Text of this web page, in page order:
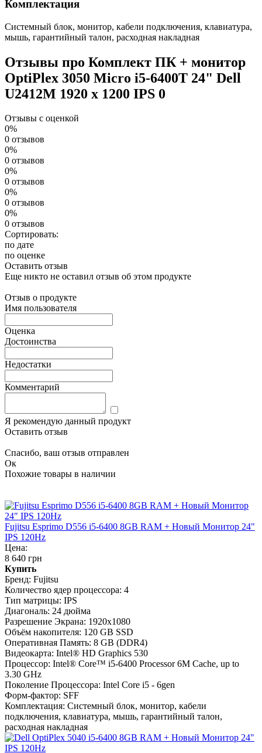
Комплектация
Системный блок, монитор, кабели подключения, клавиатура,
мышь, гарантийный талон, расходная накладная
Отзывы про Комплект ПК + монитор
OptiPlex 3050 Micro i5-6400T 24" Dell
U2412M 1920 x 1200 IPS 0
Отзывы с оценкой
0%
0 отзывов
0%
0 отзывов
0%
0 отзывов
0%
0 отзывов
0%
0 отзывов
Сортировать:
по дате
по оценке
Оставить отзыв
Еще никто не оставил отзыв об этом продукте
Отзыв о продукте
Имя пользователя
Оценка
Достоинства
Недостатки
Комментарий
Я рекомендую данный продукт
Оставить отзыв
Спасибо, ваш отзыв отправлен
Ок
Похожие товары в наличии
Fujitsu Esprimo D556 i5-6400 8GB RAM + Новый Монитор 24"
IPS 120Hz
Цена:
8 640 грн
Купить
Бренд: Fujitsu
Количество ядер процессора: 4
Тип матрицы: IPS
Диагональ: 24 дюйма
Разрешение Экрана: 1920x1080
Объём накопителя: 120 GB SSD
Оперативная Память: 8 GB (DDR4)
Видеокарта: Intel® HD Graphics 530
Процессор: Intel® Core™ i5-6400 Processor 6M Cache, up to
3.30 GHz
Поколение Процессора: Intel Core i5 - 6gen
Форм-фактор: SFF
Комплектация: Системный блок, монитор, кабели
подключения, клавиатура, мышь, гарантийный талон,
расходная накладная